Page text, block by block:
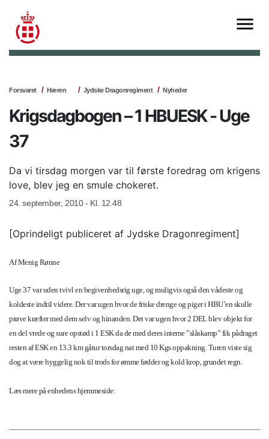
Forsvaret Hæren Jydske Dragonregiment Nyheder
Krigsdagbogen – 1 HBUESK - Uge
37
Da vi tirsdag morgen var til første foredrag om krigens
love, blev jeg en smule chokeret.
24. september, 2010 - Kl. 12.48
[Oprindeligt publiceret af Jydske Dragonregiment]
Af Menig Rønne
Uge 37 var uden tvivl en begivenhedsrig uge, og muligvis også den vådeste og
koldeste indtil videre. Der var ugen hvor de friske drenge og piger i HBU’en skulle
prøve kræfter med dem selv og hinanden. Det var ugen hvor 2 DEL blev objekt for
en del vrede og sure opstød i 1 ESK da de med deres interne ”slåskamp” fik pådraget
resten af ESK en 13.3 km gåtur torsdag nat med 10 Kgs oppakning. Turen viste sig
dog at være hyggelig nok til trods for ømme fødder og kold krop, grundet regn.
Læs mere på enhedens hjemmeside: